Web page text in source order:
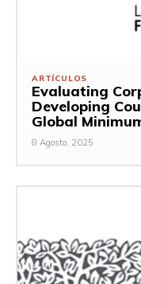
ARTÍCULOS
Evaluating
Developing
Global
8 Agosto, 2025